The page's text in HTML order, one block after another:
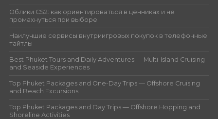
Облики CS2: как ориентироваться в ценниках и не
промахнуться при выборе
Наилучшие сервисы внутриигровых покупок в телефонные
тайтлы
Best Phuket Tours and Daily Adventures — Multi-Island Cruising
and Seaside Experiences
Top Phuket Packages and One-Day Trips — Offshore Cruising
and Beach Excursions
Top Phuket Packages and Day Trips — Offshore Hopping and
Shoreline Activities